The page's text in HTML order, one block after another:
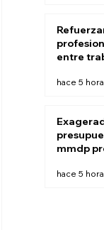
entre
del DIF
hace 5
mmdp
hace 5